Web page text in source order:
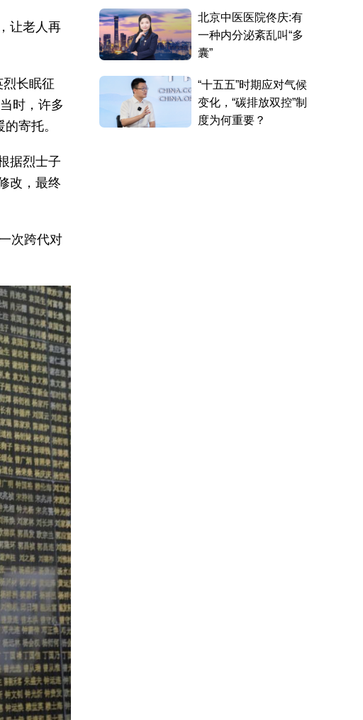
让老人再
长眠征
时，许多
寄托。
据烈士子
改，最终
次跨代对